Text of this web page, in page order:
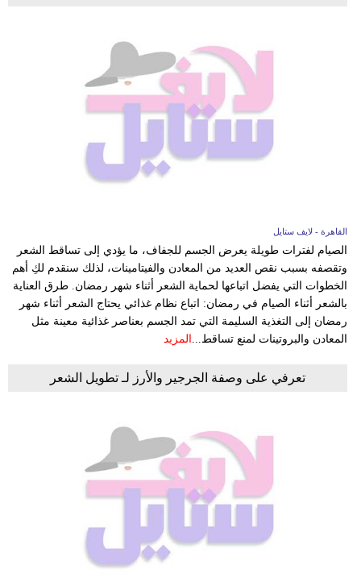
القاهرة - لايف ستايل
الصيام لفترات طويلة يعرض الجسم للجفاف، ما يؤدي إلى تساقط الشعر
وتقصفه بسبب نقص العديد من المعادن والفيتامينات، لذلك سنقدم لكِ أهم
الخطوات التي يفضل اتباعها لحماية الشعر أثناء شهر رمضان. طرق العناية
بالشعر أثناء الصيام في رمضان: اتباع نظام غذائي يحتاج الشعر أثناء شهر
رمضان إلى التغذية السليمة التي تمد الجسم بعناصر غذائية معينة مثل
المعادن والبروتينات لمنع تساقط... المزيد
تعرفي على وصفة الجرجير والأرز لـ تطويل الشعر